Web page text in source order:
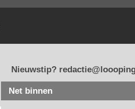
Nieuwstip?
Net binnen